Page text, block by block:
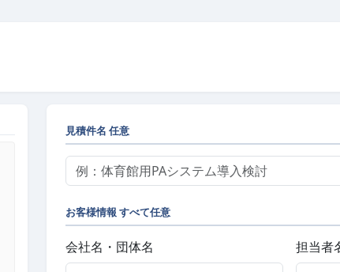
見積件名 任意
お客様情報 すべて任意
会社名・団体名 担当者